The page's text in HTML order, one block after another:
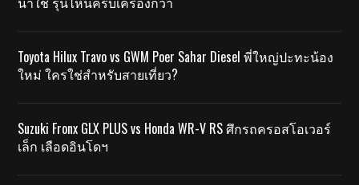
Toyota Hilux Travo vs GWM Poer Sahar Diesel พี่ใหญ่ปะทะน้อง
ใหม่ ใครใช่สำหรับสายเที่ยว?
Suzuki Fronx GLX PLUS vs Honda WR-V RS ศึกรถครอสโอเวอร์
เล็ก เลือดอินโดฯ